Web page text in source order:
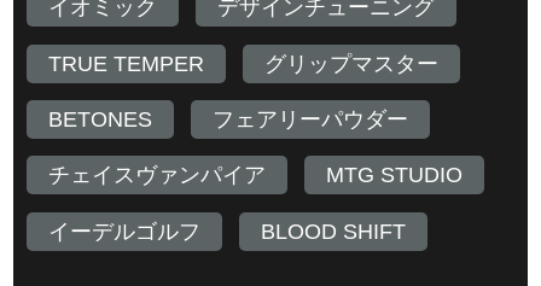
イオミック デザインチューニング
TRUE TEMPER グリップマスター
BETONES フェアリーパウダー
チェイスヴァンパイア MTG STUDIO
イーデルゴルフ BLOOD SHIFT